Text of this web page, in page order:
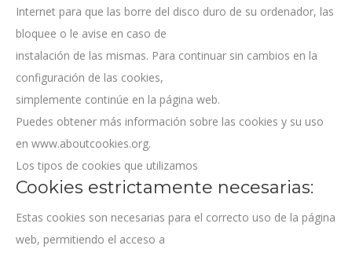
Internet para que las borre del disco duro de su ordenador, las
bloquee o le avise en caso de
instalación de las mismas. Para continuar sin cambios en la
configuración de las cookies,
simplemente continúe en la página web.
Puedes obtener más información sobre las cookies y su uso
en www.aboutcookies.org.
Los tipos de cookies que utilizamos
Cookies estrictamente necesarias:
Estas cookies son necesarias para el correcto uso de la página
web, permitiendo el acceso a